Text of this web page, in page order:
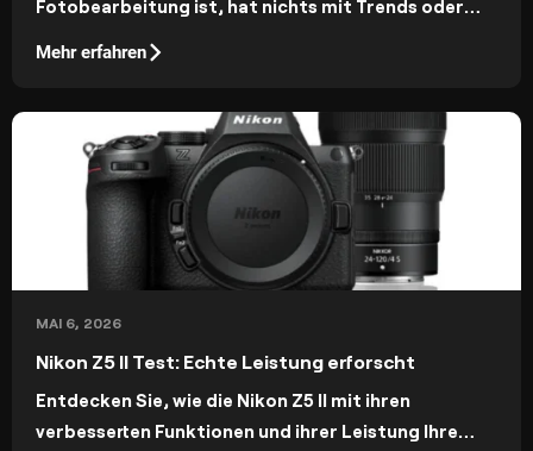
Fotobearbeitung ist, hat nichts mit Trends oder
starke Ergebnisse zu ermöglichen, ohne dass sie
Mehr erfahren
MAI 6, 2026
Nikon Z5 II Test: Echte Leistung erforscht
Entdecken Sie, wie die Nikon Z5 II mit ihren
verbesserten Funktionen und ihrer Leistung Ihre